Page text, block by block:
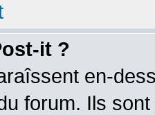
it ?
en-
forum. Ils